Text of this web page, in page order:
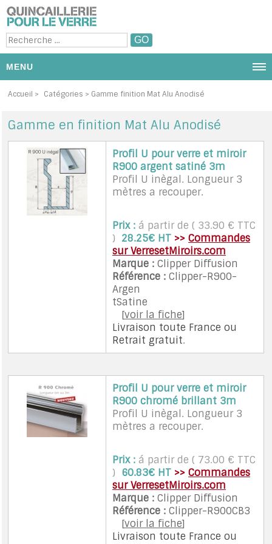
MENU
NOUS CONTACTER
PRODUITS ET CATÉGORIE
PROMOTIONS
DIAPORAMA PHOTOS
PAR MARQUES
MON COMPTE / SE CONNECTER
A PROPOS DE LA LIVRAISON
Accueil > Catégories > Gamme finition Mat Alu Anodisé
Gamme en finition Mat Alu Anodisé
Profil U pour verre et miroir
R900 argent satiné 3m
Profil U inègal. Longueur 3
mètres a recouper.
Prix : á partir de ( 33.90 € TTC
) 28.25€ HT >> Commandes
sur VerresetMiroirs.com
Marque : Clipper Diffusion
Référence : Clipper-R900-
Argen
tSatine
[voir la fiche]
Livraison toute France ou
Retrait gratuit.
Profil U pour verre et miroir
R900 chromé brillant 3m
Profil U inègal. Longueur 3
mètres a recouper.
Prix : á partir de ( 73.00 € TTC
) 60.83€ HT >> Commandes
sur VerresetMiroirs.com
Marque : Clipper Diffusion
Référence : Clipper-R900CB3
[voir la fiche]
Livraison toute France ou